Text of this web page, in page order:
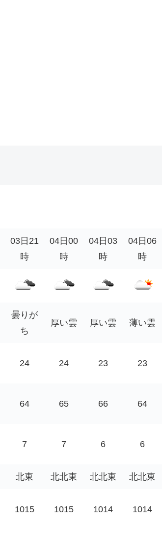
03日21
時
04日00
時
04日03
時
04日06
時
曇りが
ち
厚い雲 厚い雲 薄い雲
24 24 23 23
64 65 66 64
7 7 6 6
北東 北北東 北北東 北北東
1015 1015 1014 1014